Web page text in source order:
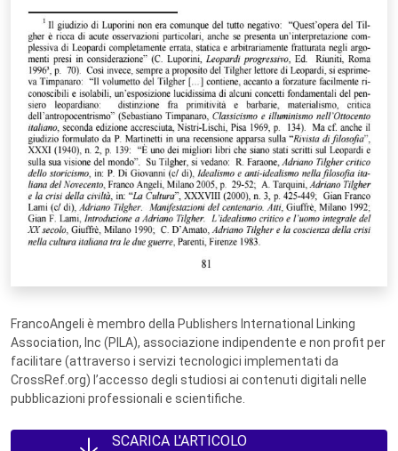
FrancoAngeli è membro della Publishers International Linking
Association, Inc (PILA), associazione indipendente e non profit per
facilitare (attraverso i servizi tecnologici implementati da
CrossRef.org) l’accesso degli studiosi ai contenuti digitali nelle
pubblicazioni professionali e scientifiche.
SCARICA L'ARTICOLO